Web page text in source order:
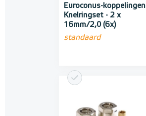
Euroconus-koppelingen
Knelringset - 2 x
16mm/2,0 (6x)
standaard